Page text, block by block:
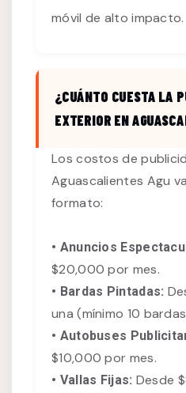
móvil de alto impacto.
¿CUÁNTO CUESTA LA
EXTERIOR EN
Los costos de
Aguascalientes Agu
formato:
• Anuncios
$20,000 por mes.
• Bardas Pintadas:
una (mínimo 10
• Autobuses
$10,000 por mes.
• Vallas Fijas: Desde